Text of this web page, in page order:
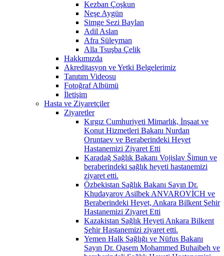
Kezban Çoşkun
Neşe Aygün
Simge Sezi Baylan
Adil Aslan
Afra Süleyman
Alla Tsuşba Çelik
Hakkımızda
Akreditasyon ve Yetki Belgelerimiz
Tanıtım Videosu
Fotoğraf Albümü
İletişim
Hasta ve Ziyaretçiler
Ziyaretler
Kırgız Cumhuriyeti Mimarlık, İnşaat ve
Konut Hizmetleri Bakanı Nurdan
Oruntaev ve Beraberindeki Heyet
Hastanemizi Ziyaret Etti
Karadağ Sağlık Bakanı Vojislav Šimun ve
beraberindeki sağlık heyeti hastanemizi
ziyaret etti.
Özbekistan Sağlık Bakanı Sayın Dr.
Khudayarov Asilbek ANVAROVİCH ve
Beraberindeki Heyet, Ankara Bilkent Şehir
Hastanemizi Ziyaret Etti
Kazakistan Sağlık Heyeti Ankara Bilkent
Şehir Hastanemizi ziyaret etti.
Yemen Halk Sağlığı ve Nüfus Bakanı
Sayın Dr. Qasem Mohammed Buhaibeh ve